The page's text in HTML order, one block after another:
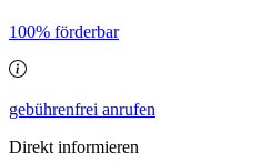
100% förderbar
gebührenfrei anrufen
Direkt informieren